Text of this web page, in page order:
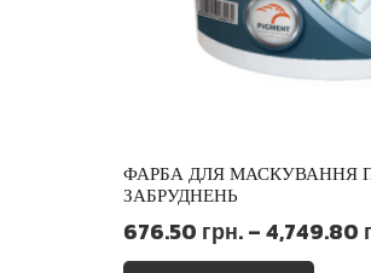
ФАРБА ДЛЯ МАСКУВАННЯ
ЗАБРУДНЕНЬ
676.50 грн.–4,749.80